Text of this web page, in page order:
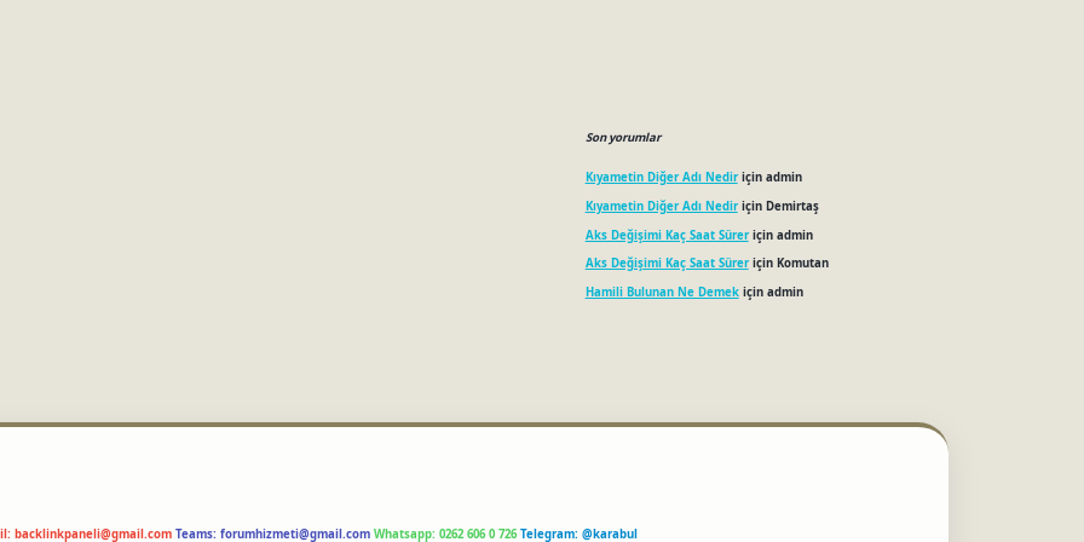
Son yorumlar
Kıyametin Diğer Adı Nediriçin admin
Kıyametin Diğer Adı Nediriçin Demirtaş
Aks Değişimi Kaç Saat Süreriçin admin
Aks Değişimi Kaç Saat Süreriçin Komutan
Hamili Bulunan Ne Demekiçin admin
backlinkpaneli@gmail.com Teams: forumhizmeti@gmail.com Whatsapp: 0262 606 0 726 Telegram: @karabul